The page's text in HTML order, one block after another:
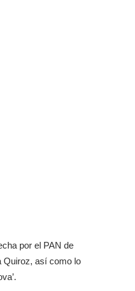
por el PAN de
Quiroz, así como lo